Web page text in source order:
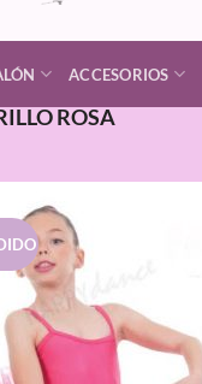
ACCESORIOS
ROSA